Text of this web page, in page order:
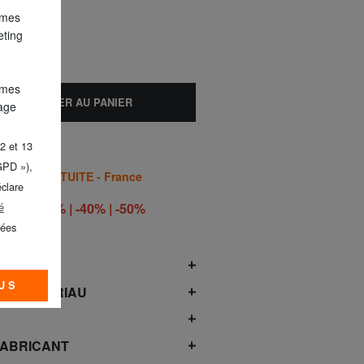
AJOUTER AU PANIER
GRATUITE - France
-30% | -40% | -50%
MATÉRIAU
et 13
»),